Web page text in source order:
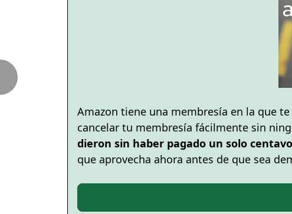
Amazon tiene una membresía en la que
cancelar tu membresía fácilmente sin
dieron sin haber pagado un solo
que aprovecha ahora antes de que sea